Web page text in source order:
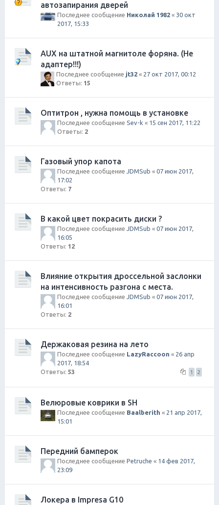
автозапирания дверей
Последнее сообщение Николай 1982 « 30 окт
2017, 15:33
AUX на штатной магнитоле форяна. (Не
адаптер!!!)
Последнее сообщение jt32 « 27 окт 2017, 00:12
Ответы: 15
Оптитрон , нужна помощь в установке
Последнее сообщение Sev-k « 15 сен 2017, 11:22
Ответы: 2
Газовый упор капота
Последнее сообщение JDMSub « 07 июн 2017,
17:02
Ответы: 7
В какой цвет покрасить диски ?
Последнее сообщение JDMSub « 07 июн 2017,
16:05
Ответы: 12
Влияние открытия дроссельной заслонки
на интенсивность разгона с места.
Последнее сообщение JDMSub « 07 июн 2017,
16:01
Ответы: 2
Держаковая резина на лето
Последнее сообщение LazyRaccoon « 26 апр
2017, 18:54
Ответы: 53 1 2
Велюровые коврики в SH
Последнее сообщение Baalberith « 21 апр 2017,
15:01
Передний бамперок
Последнее сообщение Petruche « 14 фев 2017,
23:09
Локера в Impresa G10